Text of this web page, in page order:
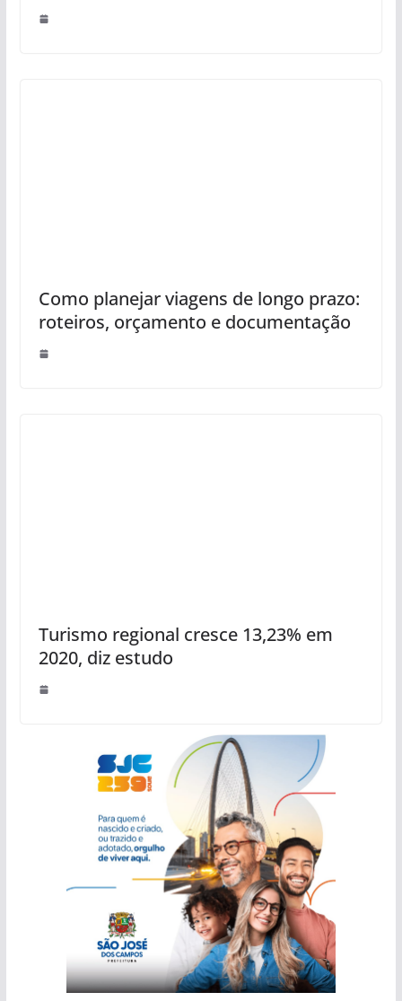
Como planejar viagens de longo prazo:
roteiros, orçamento e documentação
Turismo regional cresce 13,23% em
2020, diz estudo